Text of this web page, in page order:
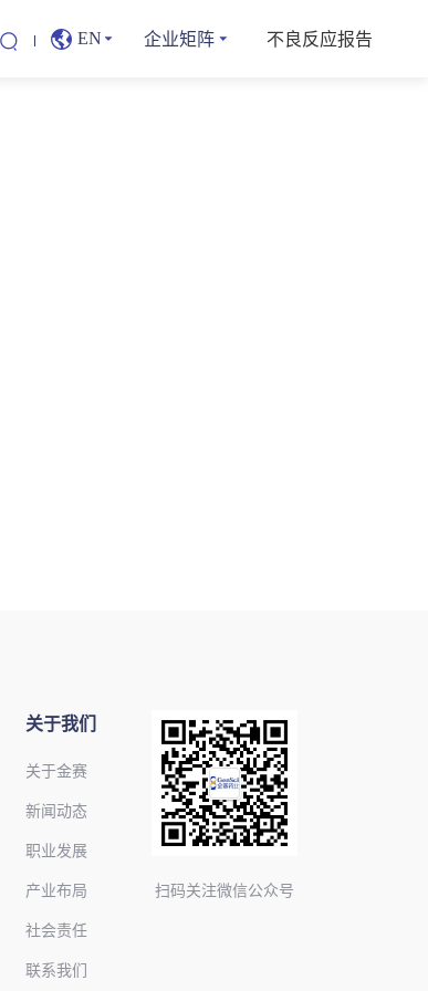
EN 企业矩阵 不良反应报告
关于我们
关于金赛
新闻动态
职业发展
产业布局
社会责任
联系我们
扫码关注微信公众号